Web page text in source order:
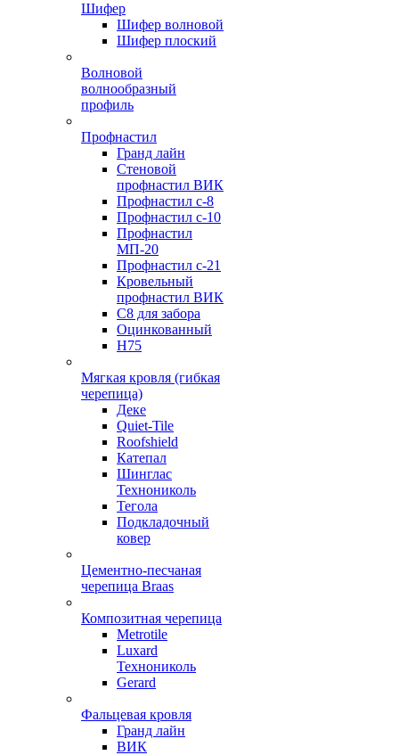
Шифер
Шифер волновой
Шифер плоский
Волновой
волнообразный
профиль
Профнастил
Гранд лайн
Стеновой
профнастил ВИК
Профнастил с-8
Профнастил с-10
Профнастил
МП-20
Профнастил с-21
Кровельный
профнастил ВИК
С8 для забора
Оцинкованный
Н75
Мягкая кровля (гибкая
черепица)
Деке
Quiet-Tile
Roofshield
Катепал
Шинглас
Технониколь
Тегола
Подкладочный
ковер
Цементно-песчаная
черепица Braas
Композитная черепица
Metrotile
Luxard
Технониколь
Gerard
Фальцевая кровля
Гранд лайн
ВИК